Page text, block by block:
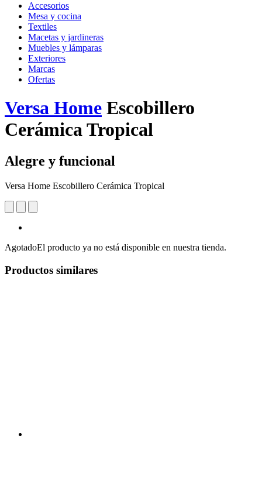
Accesorios
Mesa y cocina
Textiles
Macetas y jardineras
Muebles y lámparas
Exteriores
Marcas
Ofertas
Versa Home Escobillero
Cerámica Tropical
Alegre y funcional
Versa Home Escobillero Cerámica Tropical
AgotadoEl producto ya no está disponible en nuestra tienda.
Productos similares